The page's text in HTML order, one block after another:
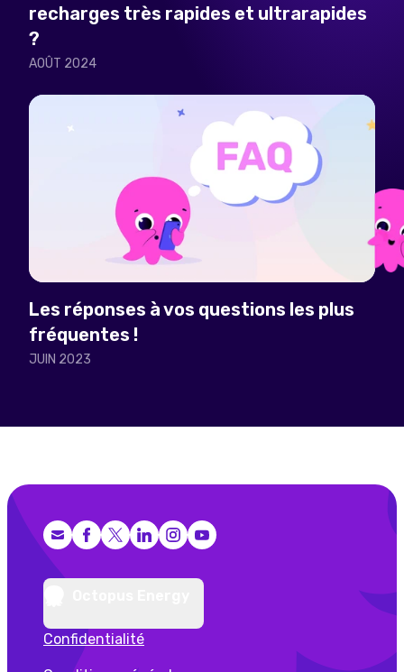
recharges très rapides et ultrarapides
?
AOÛT 2024
Les réponses à vos questions les plus
fréquentes !
JUIN 2023
Facebook
X (Twitter)
LinkedInInstagram
YouTube
Confidentialité